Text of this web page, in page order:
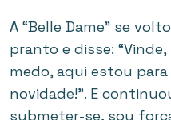
A “Belle Dame” se
pranto e disse:
medo, aqui estou
novidade!”. E
submeter-se, sou